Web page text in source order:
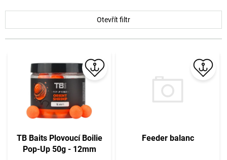
Otevřít filtr
ý
p
TB Baits Plovoucí Boilie
Pop-Up 50g - 12mm
Feeder balanc